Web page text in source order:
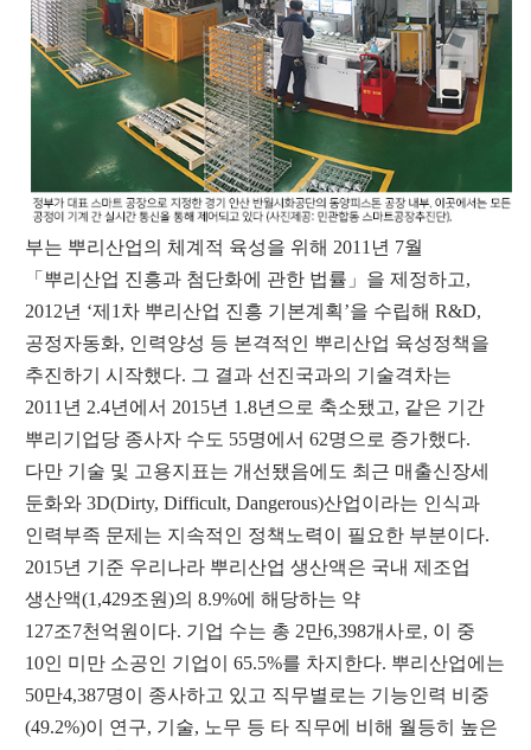
부는 뿌리산업의 체계적 육성을 위해 2011 년 7월
「 뿌리산업 진흥과 첨단화에 관한 법률 」 을 제정하고,
2012년 ‘제 1 차 뿌리산업 진흥 기본계획’을 수립해 R&D,
공정자동화, 인력양성 등 본격적인 뿌리산업 육성정책을
추진하기 시작했다. 그 결과 선진국과의 기술격차는
2011 년 2.4년에서 2015년 1.8년으로 축소됐고, 같은 기간
뿌리기업당 종사자 수도 55명에서 62명으로 증가했다.
다만 기술 및 고용지표는 개선됐음에도 최근 매출신장세
둔화와 3D(Dirty, Difficult, Dangerous)산업이라는 인식과
인력부족 문제는 지속적인 정책노력이 필요한 부분이다.
2015년 기준 우리나라 뿌리산업 생산액은 국내 제조업
생산액(1,429조원)의 8.9%에 해당하는 약
127조7천억원이다. 기업 수는 총 2만6,398개사로, 이 중
10인 미만 소공인 기업이 65.5%를 차지한다. 뿌리산업에는
50만4,387명이 종사하고 있고 직무별로는 기능인력 비중
(49.2%)이 연구, 기술, 노무 등 타 직무에 비해 월등히 높은